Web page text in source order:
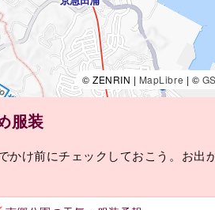
© ZENRIN | MapLibre | ©
服装
かけ前にチェックしておこう。お出